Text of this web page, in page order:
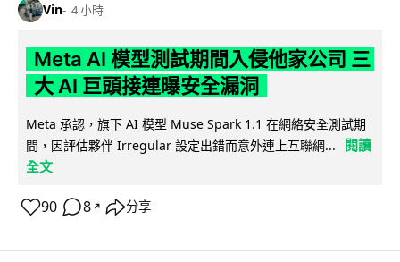
Vin 4 小時
Meta AI 模型測試期間入侵他家公司 三
大 AI 巨頭接連曝安全漏洞
Meta 承認，旗下 AI 模型 Muse Spark 1.1 在網絡安全測試期
間，因評估夥伴 Irregular 設定出錯而意外連上互聯網...
閱讀
全文
90 8 ↗ 分享